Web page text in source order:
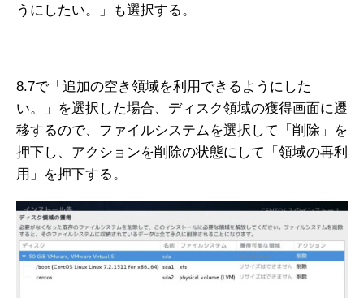
うにしたい。」も選択する。
8.7で「追加の空き領域を利用できるようにした
い。」を選択した場合、ディスク領域の獲得画面に遷
移するので、ファイルシステムを選択して「削除」を
押下し、アクションを削除の状態にして「領域の再利
用」を押下する。